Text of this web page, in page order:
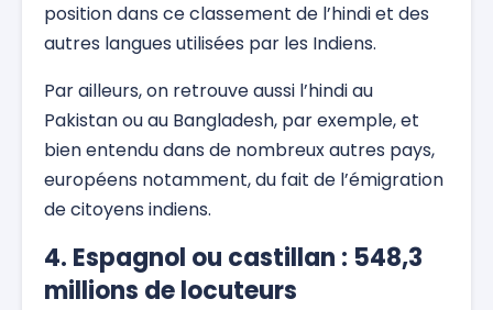
position dans ce classement de l’hindi et des
autres langues utilisées par les Indiens.
Par ailleurs, on retrouve aussi l’hindi au
Pakistan ou au Bangladesh, par exemple, et
bien entendu dans de nombreux autres pays,
européens notamment, du fait de l’émigration
de citoyens indiens.
4. Espagnol ou castillan : 548,3
millions de locuteurs